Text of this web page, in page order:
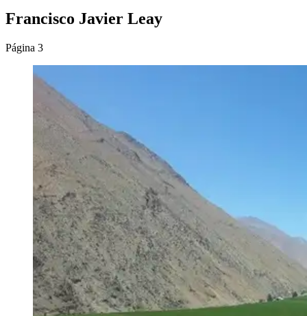
Francisco Javier Leay
Página 3